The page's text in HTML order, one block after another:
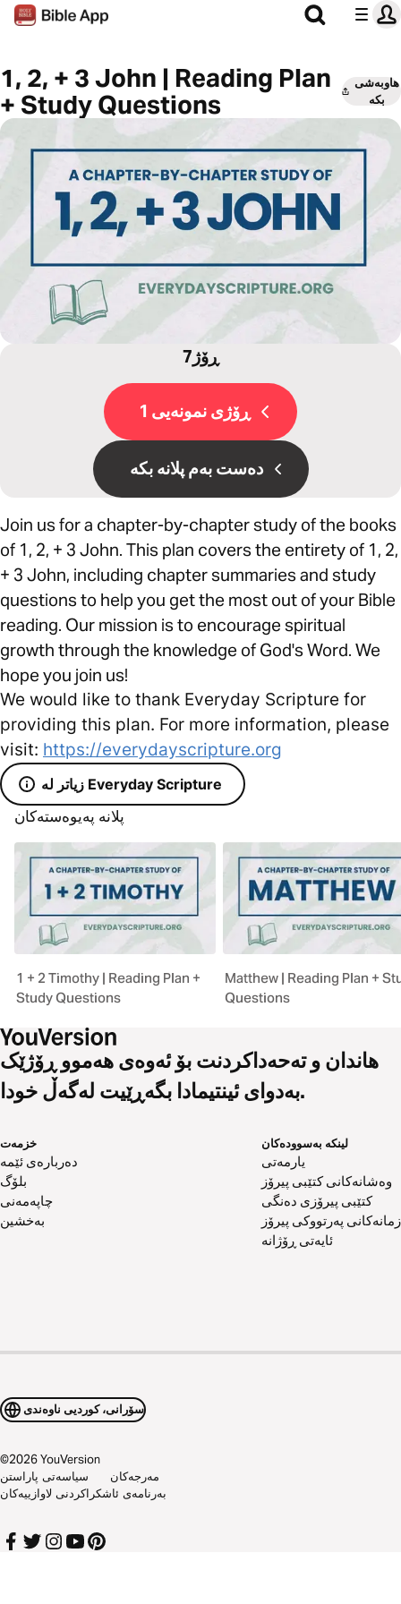
1, 2, + 3 John | Reading Plan
+ Study Questions
هاوبەشی
بکە
7ڕۆژ
ڕۆژی نمونەیی 1
دەست بەم پلانە بکە
Join us for a chapter-by-chapter study of the books
of 1, 2, + 3 John. This plan covers the entirety of 1, 2,
+ 3 John, including chapter summaries and study
questions to help you get the most out of your Bible
reading. Our mission is to encourage spiritual
growth through the knowledge of God's Word. We
hope you join us!
We would like to thank Everyday Scripture for
providing this plan. For more information, please
visit: https://everydayscripture.org
زیاتر لە Everyday Scripture
پلانە پەیوەستەکان
1 + 2 Timothy | Reading Plan +
Study Questions
Matthew | Reading Plan +
Questions
هاندان و تەحەداکردنت بۆ ئەوەی هەموو ڕۆژێک
بەدوای ئینتیمادا بگەڕێیت لەگەڵ خودا.
خزمەت
دەربارەی ئێمە
بلۆگ
چاپەمەنی
بەخشین
لینکە بەسوودەکان
یارمەتی
وەشانەکانی کتێبی پیرۆز
کتێبی پیرۆزی دەنگی
زمانەکانی پەرتووکی پیرۆز
ئایەتی ڕۆژانە
سۆرانی، کوردیی ناوەندی
©2026YouVersion
سیاسەتی پاراستن
مەرجەکان
بەرنامەی ئاشکراکردنی لاوازییەکان